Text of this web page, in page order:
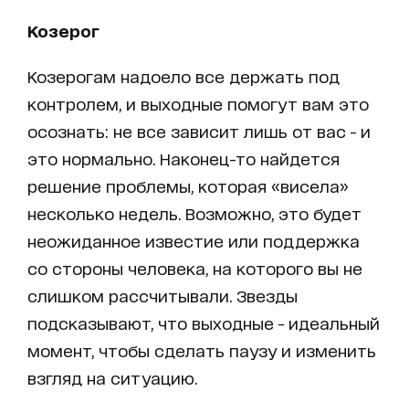
Козерог
Козерогам надоело все держать под
контролем, и выходные помогут вам это
осознать: не все зависит лишь от вас - и
это нормально. Наконец-то найдется
решение проблемы, которая «висела»
несколько недель. Возможно, это будет
неожиданное известие или поддержка
со стороны человека, на которого вы не
слишком рассчитывали. Звезды
подсказывают, что выходные - идеальный
момент, чтобы сделать паузу и изменить
взгляд на ситуацию.